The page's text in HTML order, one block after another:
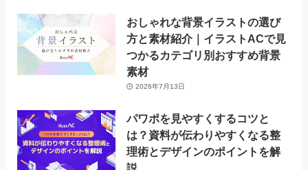
おしゃれな背景イラストの選び
方と素材紹介｜イラストACで見
つかるカテゴリ別おすすめ背景
素材
2026年7月13日
パワポを見やすくするコツと
は？資料が伝わりやすくなる整
理術とデザインのポイントを解